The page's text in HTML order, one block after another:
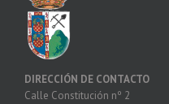
DIRECCIÓN DE CONTACTO
Calle Constitución nº 2